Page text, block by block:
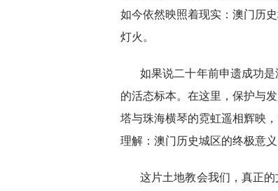
如今依然映照着现实：澳门历
灯火。
如果说二十年前申遗成功
的活态标本。在这里，保护与
塔与珠海横琴的霓虹遥相辉映
理解：澳门历史城区的终极意
这片土地教会我们，真正